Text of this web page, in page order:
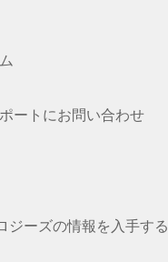
ートにお問い合わせ
ジーズの情報を入手する